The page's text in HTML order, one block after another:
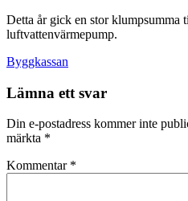
Detta år gick en stor klumpsumma
luftvattenvärmepump.
Byggkassan
Lämna ett svar
Din e-postadress kommer inte
märkta *
Kommentar *